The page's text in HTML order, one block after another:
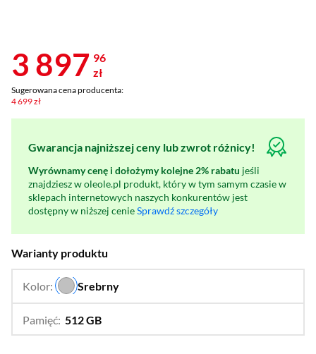
3 897 96
zł
Sugerowana cena producenta:
4 699 zł
Gwarancja najniższej ceny lub zwrot różnicy!
Wyrównamy cenę i dołożymy kolejne 2% rabatu jeśli
znajdziesz w oleole.pl produkt, który w tym samym czasie w
sklepach internetowych naszych konkurentów jest
dostępny w niższej cenieSprawdź szczegóły
Warianty produktu
Kolor: Srebrny
Pamięć: 512 GB